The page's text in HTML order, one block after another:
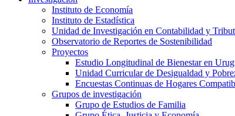
Instituto de Economía
Instituto de Estadística
Unidad de Investigación en Contabilidad y
Observatorio de Reportes de Sostenibilidad
Proyectos
Estudio Longitudinal de Bienestar en
Unidad Curricular de Desigualdad y
Encuestas Continuas de Hogares
Grupos de investigación
Grupo de Estudios de Familia